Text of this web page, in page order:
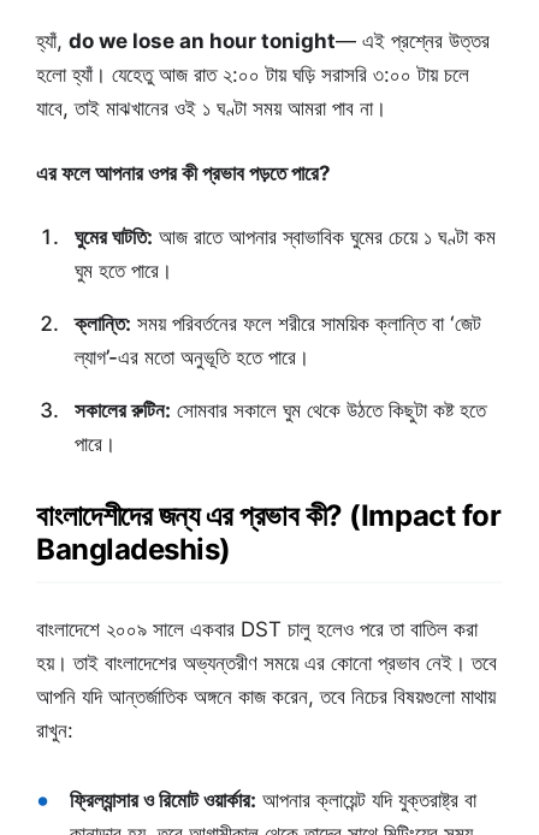
হ্যাঁ, do we lose an hour tonight— এই প্রশ্নের উত্তর
হলো হ্যাঁ। যেহেতু আজ রাত ২:০০ টায় ঘড়ি সরাসরি ৩:০০ টায় চলে
যাবে, তাই মাঝখানের ওই ১ ঘণ্টা সময় আমরা পাব না।
এর ফলে আপনার ওপর কী প্রভাব পড়তে পারে?
ঘুমের ঘাটতি: আজ রাতে আপনার স্বাভাবিক ঘুমের চেয়ে ১ ঘণ্টা কম
ঘুম হতে পারে।
ক্লান্তি: সময় পরিবর্তনের ফলে শরীরে সাময়িক ক্লান্তি বা ‘জেট
ল্যাগ’-এর মতো অনুভূতি হতে পারে।
সকালের রুটিন: সোমবার সকালে ঘুম থেকে উঠতে কিছুটা কষ্ট হতে
পারে।
বাংলাদেশীদের জন্য এর প্রভাব কী? (Impact for
Bangladeshis)
বাংলাদেশে ২০০৯ সালে একবার DST চালু হলেও পরে তা বাতিল করা
হয়। তাই বাংলাদেশের অভ্যন্তরীণ সময়ে এর কোনো প্রভাব নেই। তবে
আপনি যদি আন্তর্জাতিক অঙ্গনে কাজ করেন, তবে নিচের বিষয়গুলো মাথায়
রাখুন:
ফ্রিল্যান্সার ও রিমোট ওয়ার্কার: আপনার ক্লায়েন্ট যদি যুক্তরাষ্ট্র বা